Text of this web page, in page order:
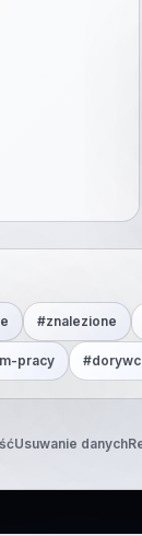
#znalezione
pracy #
Usuwanie danych